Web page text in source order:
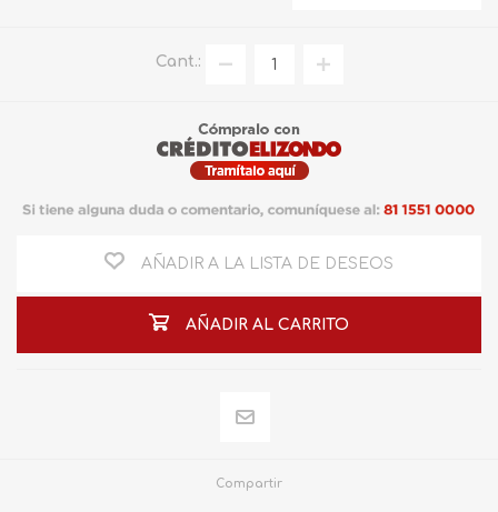
Cant.:
AÑADIR A LA LISTA DE DESEOS
AÑADIR AL CARRITO
Compartir